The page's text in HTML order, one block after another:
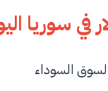
في سوريا
السوداء